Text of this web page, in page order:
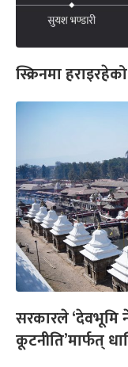
स्क्रिनमा
सरकारले ‘देवभूमि
कूटनीति’मार्फत्